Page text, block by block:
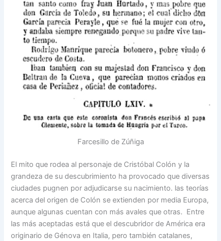
Farcesillo de Zúñiga
El mito que rodea al personaje de Cristóbal Colón y la
grandeza de su descubrimiento ha provocado que diversas
ciudades pugnen por adjudicarse su nacimiento. las teorías
acerca del origen de Colón se extienden por media Europa,
aunque algunas cuentan con más avales que otras. Entre
las más aceptadas está que el descubridor de América era
originario de Génova en Italia, pero también catalanes,